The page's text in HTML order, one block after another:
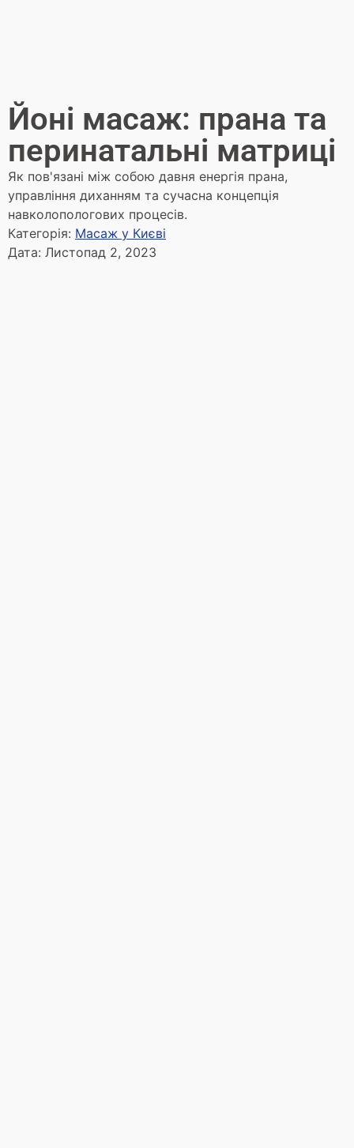
Йоні масаж: прана та
перинатальні матриці
Як пов'язані між собою давня енергія прана,
управління диханням та сучасна концепція
навколопологових процесів.
Категорія: Масаж у Києві
Дата: Листопад 2, 2023